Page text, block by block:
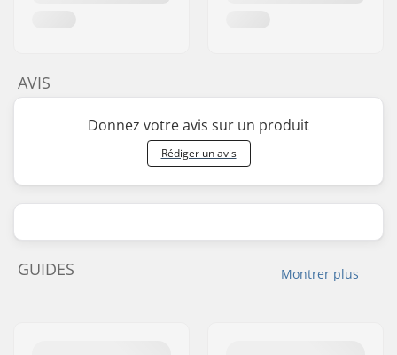
AVIS
Donnez votre avis sur un produit
Rédiger un avis
Montrer plus
GUIDES